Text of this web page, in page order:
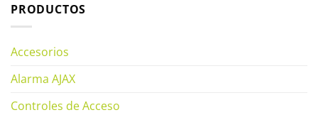
PRODUCTOS
Accesorios
Alarma AJAX
Controles de Acceso